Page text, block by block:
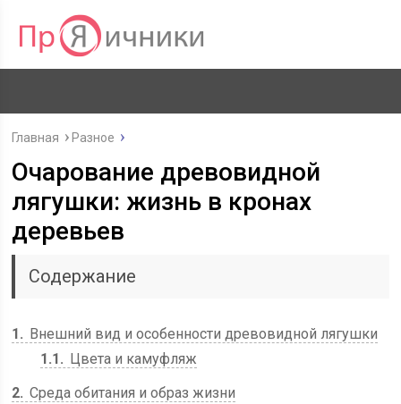
Главная Разное
Очарование древовидной
лягушки: жизнь в кронах
деревьев
Содержание
1
Внешний вид и особенности древовидной лягушки
1.1
Цвета и камуфляж
2 Среда обитания и образ жизни